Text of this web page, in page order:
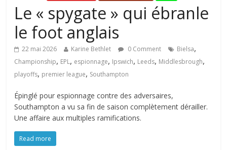
Le « spygate » qui ébranle
le foot anglais
22 mai 2026 Karine Bethlet 0 Comment Bielsa,
Championship, EPL, espionnage, Ipswich, Leeds, Middlesbrough,
playoffs, premier league, Southampton
Épinglé pour espionnage contre des adversaires,
Southampton a vu sa fin de saison complètement dérailler.
Une affaire aux multiples ramifications.
Read more